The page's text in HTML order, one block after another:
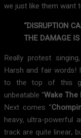
we just like them want
“DISRUPTION
THE DAMAGE IS
Really protest
Harsh and fair words!
to the top of this
unbeatable “Wake The
Next comes “
heavy, ultra-powerful
track are quite linear,